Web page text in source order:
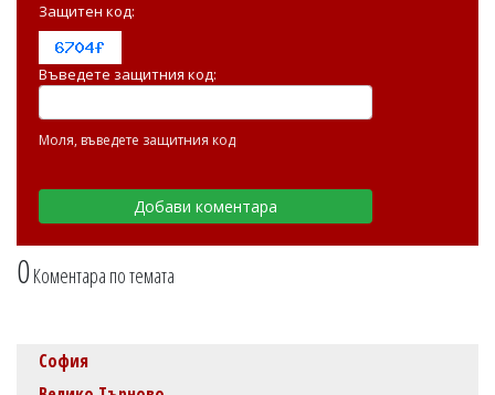
0Коментара по темата
Защитен код:
Въведете защитния код:
Моля, въведете защитния код
София